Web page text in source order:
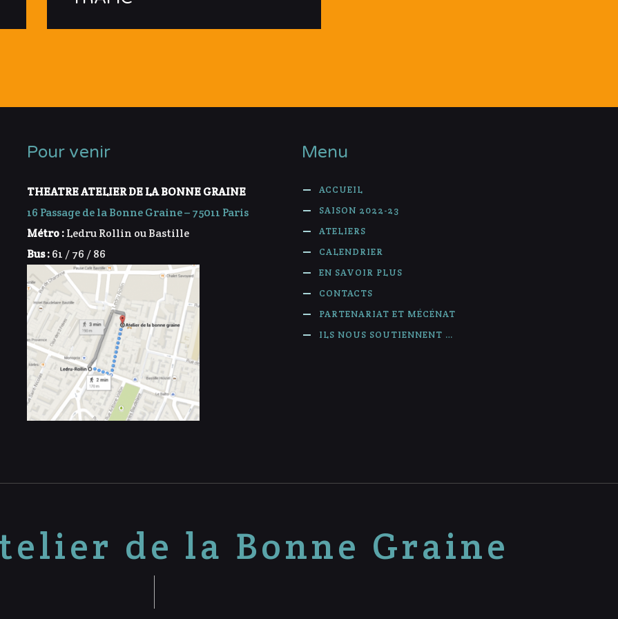
Pour venir
THEATRE ATELIER DE LA BONNE GRAINE
16 Passage de la Bonne Graine – 75011 Paris
Métro :Ledru Rollin ou Bastille
Bus :61 / 76 / 86
Menu
ACCUEIL
SAISON 2022-23
ATELIERS
CALENDRIER
EN SAVOIR PLUS
CONTACTS
PARTENARIAT ET MÉCÉNAT
ILS NOUS SOUTIENNENT …
de la Bonne Graine